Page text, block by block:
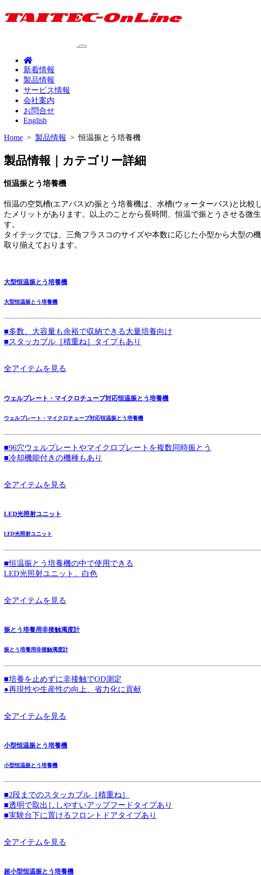
新着情報
製品情報
サービス情報
会社案内
お問合せ
English
Home > 製品情報 >恒温振とう培養機
製品情報｜カテゴリー詳細
恒温振とう培養機
恒温の空気槽(エアバス)の振とう培養機は、水槽(ウォーターバス)と比
たメリットがあります。以上のことから長時間、恒温で振とうさせる微
す。
タイテックでは、三角フラスコのサイズや本数に応じた小型から大型の
取り揃えております。
大型恒温振とう培養機
大型恒温振とう培養機
■多数、大容量も余裕で収納できる大量培養向け
■スタッカブル［積重ね］タイプもあり
全アイテムを見る
ウェルプレート・マイクロチューブ対応恒温振とう培養機
ウェルプレート・マイクロチューブ対応恒温振とう培養機
■96穴ウェルプレートやマイクロプレートを複数同時振とう
■冷却機能付きの機種もあり
全アイテムを見る
LED光照射ユニット
LED光照射ユニット
■恒温振とう培養機の中で使用できる
LED光照射ユニット。白色
全アイテムを見る
振とう培養用非接触濁度計
振とう培養用非接触濁度計
■培養を止めずに非接触でOD測定
●再現性や生産性の向上、省力化に貢献
全アイテムを見る
小型恒温振とう培養機
小型恒温振とう培養機
■2段までのスタッカブル［積重ね］
■透明で取出ししやすいアップフードタイプあり
■実験台下に置けるフロントドアタイプあり
全アイテムを見る
超小型恒温振とう培養機